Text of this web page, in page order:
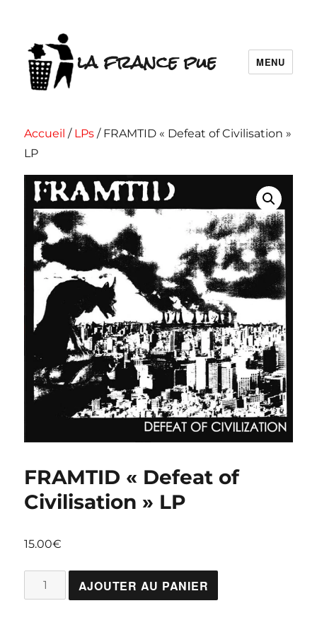
la france pue MENU
Accueil / LPs / FRAMTID « Defeat of Civilisation »
LP
FRAMTID « Defeat of
Civilisation » LP
15.00€
quantité
de
AJOUTER AU PANIER